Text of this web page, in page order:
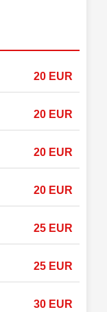
20 EUR
20 EUR
20 EUR
20 EUR
25 EUR
25 EUR
30 EUR